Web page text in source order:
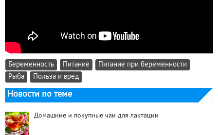
Беременность Питание
Питание при беременности
Рыба
Польза и вред
Новости по теме
Домашние и покупные чаи для лактации